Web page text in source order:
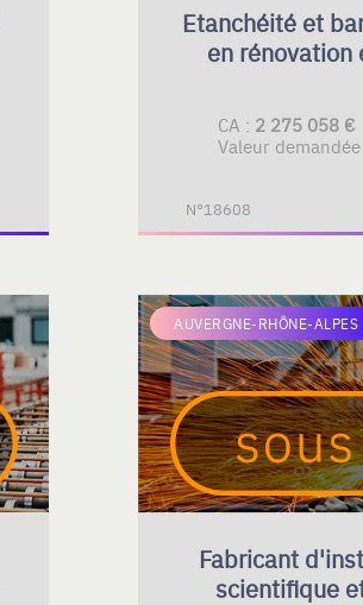
Etanchéité et
en rénovation
CA : 2 275 058 €
Valeur
N°18608
AUVERGNE-RHÔNE-ALPES
Fabricant
scientifique